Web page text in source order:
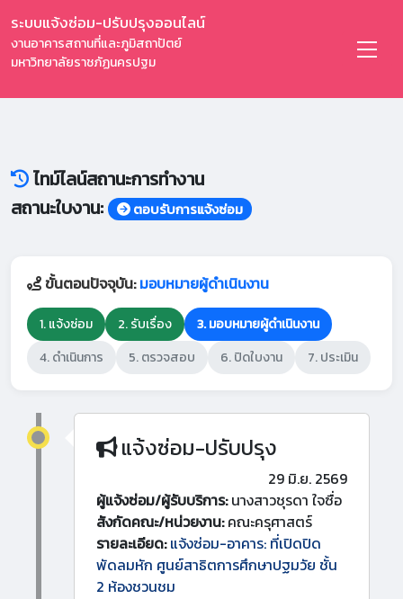
ระบบแจ้งซ่อม-ปรับปรุงออนไลน์
งานอาคารสถานที่และภูมิสถาปัตย์
มหาวิทยาลัยราชภัฏนครปฐม
ไทม์ไลน์สถานะการทำงาน
สถานะใบงาน:
ตอบรับการแจ้งซ่อม
ขั้นตอนปัจจุบัน:มอบหมายผู้ดำเนินงาน
1. แจ้งซ่อม 2. รับเรื่อง
3. มอบหมายผู้ดำเนินงาน
4. ดำเนินการ
5. ตรวจสอบ 6. ปิดใบงาน 7. ประเมิน
แจ้งซ่อม-ปรับปรุง
29 มิ.ย. 2569
ผู้แจ้งซ่อม/ผู้รับบริการ:นางสาวชุรดา ใจซื่อ
สังกัดคณะ/หน่วยงาน:คณะครุศาสตร์
รายละเอียด: แจ้งซ่อม-อาคาร: ที่เปิดปิด
พัดลมหัก ศูนย์สาธิตการศึกษาปฐมวัย ชั้น
2 ห้องชวนชม